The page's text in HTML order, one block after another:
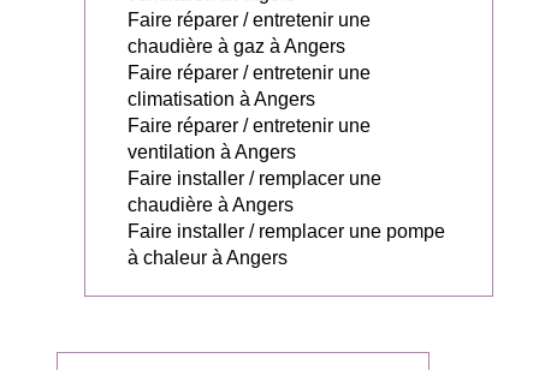
Faire réparer / entretenir une
chaudière à gaz à Angers
Faire réparer / entretenir une
climatisation à Angers
Faire réparer / entretenir une
ventilation à Angers
Faire installer / remplacer une
chaudière à Angers
Faire installer / remplacer une pompe
à chaleur à Angers